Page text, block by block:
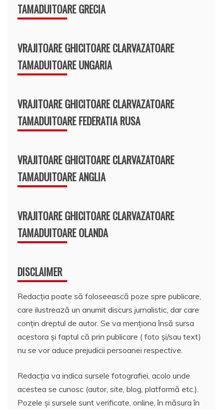
TAMADUITOARE GRECIA
VRAJITOARE GHICITOARE CLARVAZATOARE
TAMADUITOARE UNGARIA
VRAJITOARE GHICITOARE CLARVAZATOARE
TAMADUITOARE FEDERATIA RUSA
VRAJITOARE GHICITOARE CLARVAZATOARE
TAMADUITOARE ANGLIA
VRAJITOARE GHICITOARE CLARVAZATOARE
TAMADUITOARE OLANDA
DISCLAIMER
Redacția poate să foloseească poze spre publicare,
care ilustrează un anumit discurs jurnalistic, dar care
conțin dreptul de autor. Se va menționa însă sursa
acestora și faptul că prin publicare ( foto și/sau text)
nu se vor aduce prejudicii persoanei respective.
Redacția va indica sursele fotografiei, acolo unde
acestea se cunosc (autor, site, blog, platformă etc.).
Pozele și sursele sunt verificate, online, în măsura în